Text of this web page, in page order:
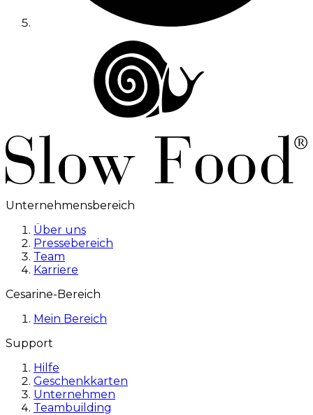
Unternehmensbereich
Über uns
Pressebereich
Team
Karriere
Cesarine-Bereich
Mein Bereich
Support
Hilfe
Geschenkkarten
Unternehmen
Teambuilding